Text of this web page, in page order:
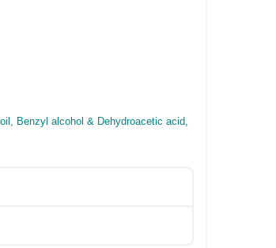
Benzyl alcohol & Dehydroacetic acid,